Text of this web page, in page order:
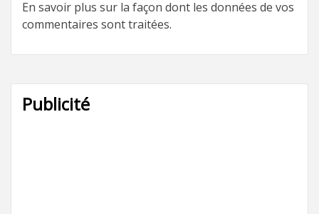
En savoir plus sur la façon dont les données de vos
commentaires sont traitées.
Publicité